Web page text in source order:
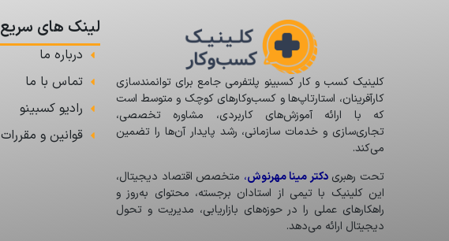
کلینیک کسب و کار کسبینو پلتفرمی جامع برای توانمندسازی
کارآفرینان، استارتاپ‌ها و کسب‌وکارهای کوچک و متوسط است
که با ارائه آموزش‌های کاربردی، مشاوره تخصصی،
تجاری‌سازی و خدمات سازمانی، رشد پایدار آن‌ها را تضمین
می‌کند.
تحت رهبریدکتر مینا مهرنوش، متخصص اقتصاد دیجیتال،
این کلینیک با تیمی از استادان برجسته، محتوای به‌روز و
راهکارهای عملی را در حوزه‌های بازاریابی، مدیریت و تحول
دیجیتال ارائه می‌دهد.
لینک های سریع
درباره ما
تماس با ما
رادیو کسبینو
قوانین و مقررات